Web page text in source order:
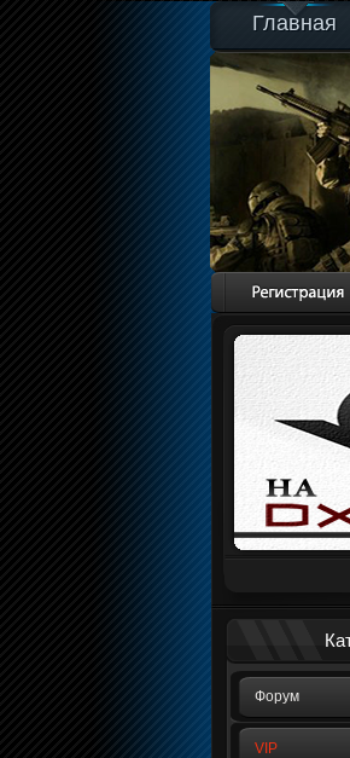
Главная
Форум
VIP